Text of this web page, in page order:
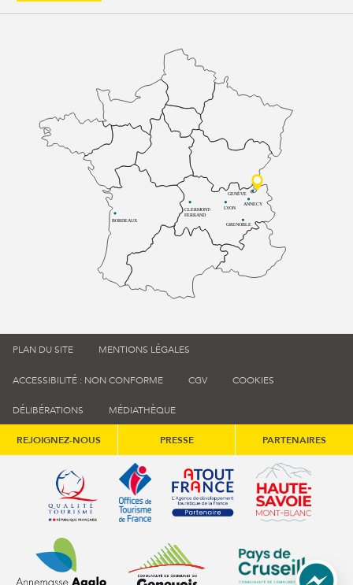
BORDEAUX
CLERMONT-
FERRAND
LYON
ANNECY
GRENOBLE
GENÈVE
PLAN DU SITE MENTIONS LÉGALES
ACCESSIBILITÉ : NON CONFORME CGV COOKIES
DÉLIBÉRATIONS MÉDIATHÈQUE
REJOIGNEZ-NOUS PRESSE PARTENAIRES
Qualité tourisme (s'ouvre dans une nouvelle fenêtre)
Office de tourisme de France (s'ouvre
Atout France (s'ouvre dans
Annemasse Agglo (s'ouvre dans une nouvelle fenêtre)
Communauté de communes du
Communauté de